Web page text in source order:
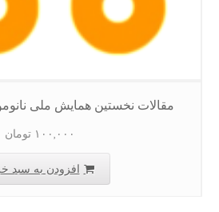
مقالات نخستین همایش ملی نانومواد و
۱۰۰,۰۰۰ تومان
افزودن به سبد خرید